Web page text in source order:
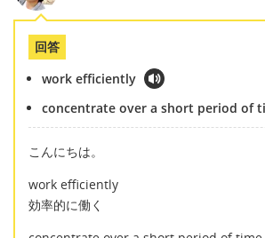
回答
work efficiently
concentrate over a short period of
こんにちは。
work efficiently
効率的に働く